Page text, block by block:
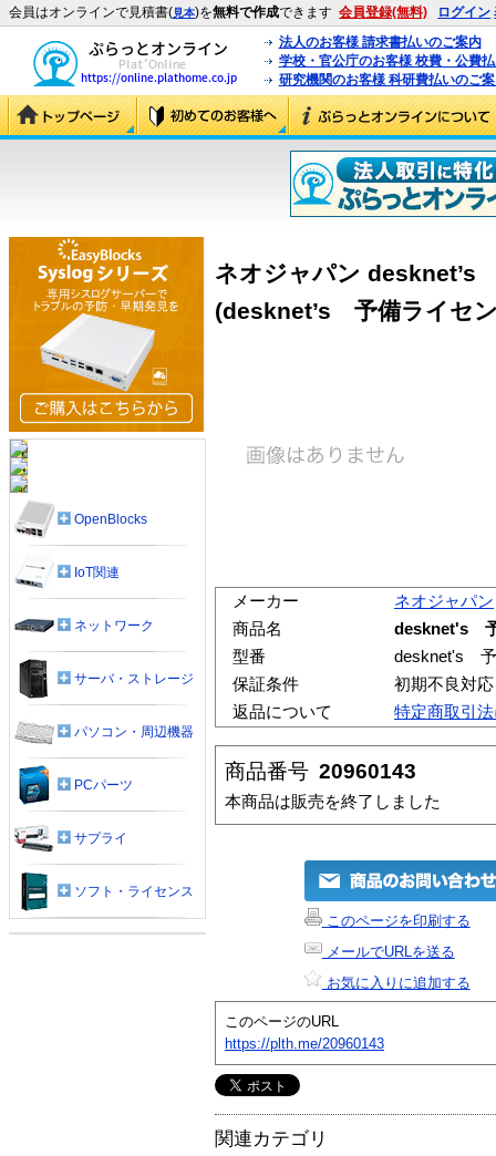
会員はオンラインで見積書(見本)を無料で作成できます 会員登録(無料) ログイン
法人のお客様 請求書払いのご案内
学校・官公庁のお客様 校費・公費
研究機関のお客様 科研費払いのご
ネオジャパン
(desknet’s 予備ライセ
メーカー
ネオジャパン
商品名
desknet's
型番
desknet's
保証条件
初期不良対
返品について
特定商取引
商品番号 20960143
本商品は販売を終了しました
このページを印刷する
メールでURLを送る
お気に入りに追加する
このページのURL
https://plth.me/20960143
関連カテゴリ
OpenBlocks
IoT関連
ネットワーク
サーバ・ストレージ
パソコン・周辺機器
PCパーツ
サプライ
ソフト・ライセンス